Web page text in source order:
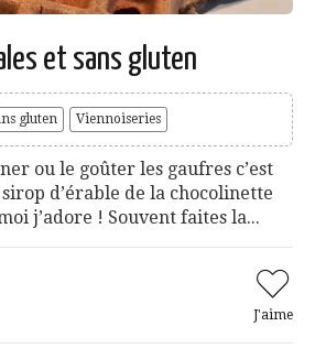
et sans gluten
gluten Viennoiseries
ou le goûter les gaufres c’est
d’érable de la chocolinette
j’adore ! Souvent faites la...
J'aime